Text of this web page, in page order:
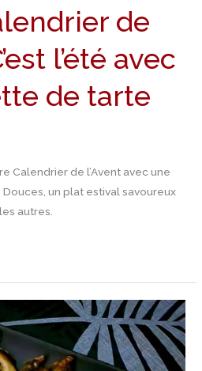
de
l’été avec
de tarte
Calendrier de l’Avent avec une
un plat estival savoureux
autres.